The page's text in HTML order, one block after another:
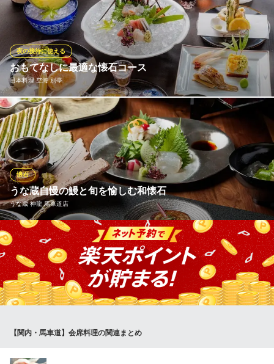
和食です。 新鮮な魚介類などの地元食材や四季折々の旬な食材で
作る創作和食料理を日本各地の銘酒とともにお楽しみ下さい！
創作和食レストラン 和善 横浜ベイタワー
和食レストラン
みなとみらい線馬車道駅 徒歩4分
神奈川県横浜市中区海岸通5-25-3 アパホテル＆リゾート〈横浜ベイタワー〉1F
おもてなしに最適な懐石コース
日本料理 空海 別亭
夜の接待に使える
当店では、大切な方へのおもてなしに最適な懐石料理をご用意し
ております。四季折々の味覚をふんだんに使用した季節のコース
やすっぽん、とらふぐのお鍋などバリエーション豊かに取り揃え
ております。各コースでは、飲み放題をお付けすることも可能。
苦手なお料理の変更なども、お気軽にご相談ください。
日本料理 空海 別亭
季節食材と豊富な地酒
ＪＲ根岸線関内駅北口 徒歩5分
神奈川県横浜市中区弁天通3-48 弁三ビル1F
うな蔵自慢の鰻と旬を愉しむ和懐石
うな蔵 神龍 馬車道店
懐石
うな蔵の親方である音部が監修し、熟練の技を活かして作る懐石
料理。旬の食材を取り入れた季節感溢れる一品と、ひつまぶしor
鰻丼を楽しめる和食懐石となっております。皿の上で魅せる四季
の移ろいをお楽しみください。時節に合わせた食材を使用するた
め季節毎に内容を変えてご提供いたします。
馬車道の地焼き鰻・会席
神奈川県横浜市中区常盤町4-47 ニューイナズマビルB1
【関内・馬車道】会席料理の関連まとめ